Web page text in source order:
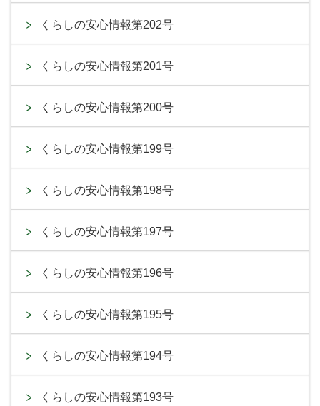
くらしの安心情報第202号
くらしの安心情報第201号
くらしの安心情報第200号
くらしの安心情報第199号
くらしの安心情報第198号
くらしの安心情報第197号
くらしの安心情報第196号
くらしの安心情報第195号
くらしの安心情報第194号
くらしの安心情報第193号